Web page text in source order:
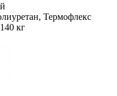
Термофлекс
140 кг